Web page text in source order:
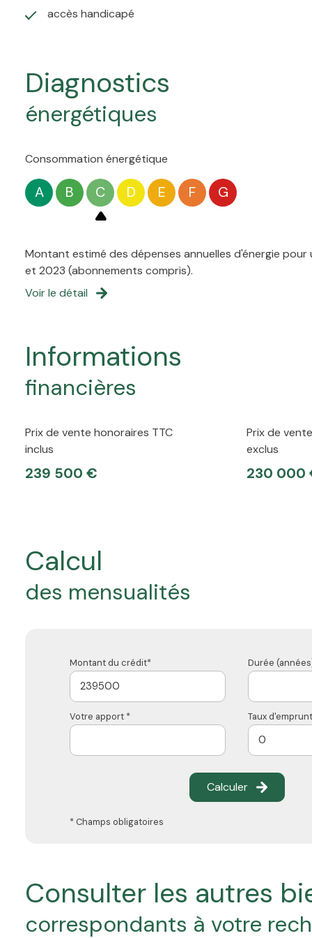
accès handicapé
diagnostics
énergétiques
Consommation énergétique
A B C D E F G
Montant estimé des dépenses annuelles d'énergie
et 2023 (abonnements compris).
Voir le détail
informations
financières
Prix de vente honoraires TTC
inclus
239 500 €
Prix de
exclus
230 000
calcul
des mensualités
Montant du crédit* Durée
Votre apport * Taux
Calculer
* Champs obligatoires
consulter les autres
correspondants à votre